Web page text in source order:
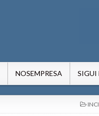
NOSEMPRESA SIGUI
IN